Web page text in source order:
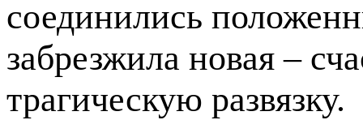
соединились
забрезжила новая –
трагическую развязку.